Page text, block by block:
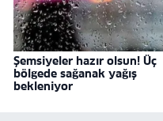
Şemsiyeler hazır olsun! Üç
bölgede sağanak yağış
bekleniyor